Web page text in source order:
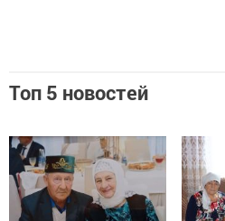
Топ 5 новостей